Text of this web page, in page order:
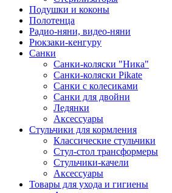
Подушки и коконы
Полотенца
Радио-няни, видео-няни
Рюкзаки-кенгуру
Санки
Санки-коляски "Ника"
Санки-коляски Pikate
Санки с колесиками
Санки для двойни
Ледянки
Аксессуары
Стульчики для кормления
Классические стульчики
Стул-стол трансформеры
Стульчики-качели
Аксессуары
Товары для ухода и гигиены